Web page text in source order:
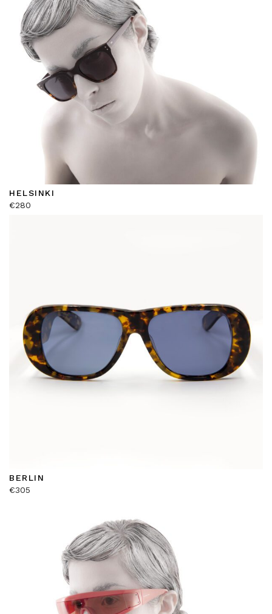
HELSINKI
€280
BERLIN
€305